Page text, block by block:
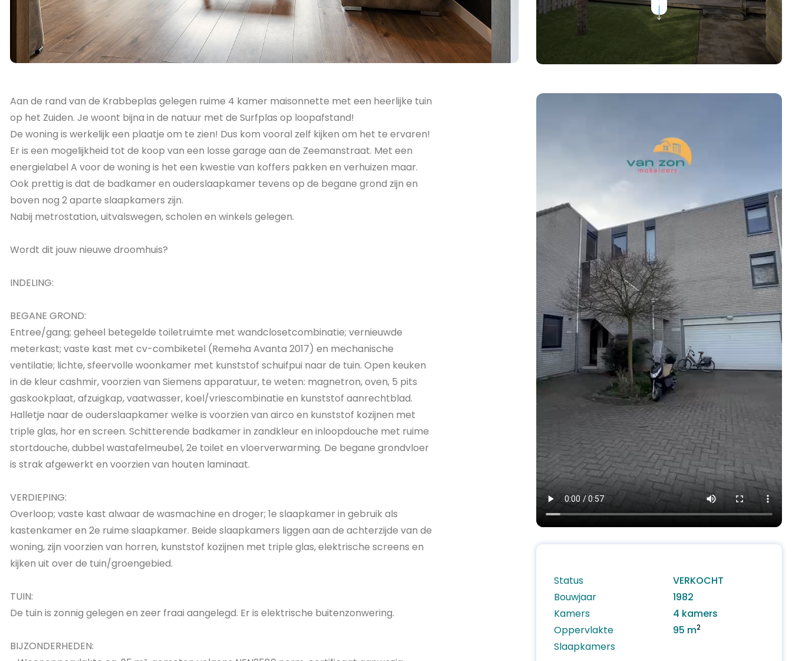
Aan de rand van de Krabbeplas gelegen ruime 4 kamer maisonnette met een heerlijke tuin
op het Zuiden. Je woont bijna in de natuur met de Surfplas op loopafstand!
De woning is werkelijk een plaatje om te zien! Dus kom vooral zelf kijken om het te ervaren!
Er is een mogelijkheid tot de koop van een losse garage aan de Zeemanstraat. Met een
energielabel A voor de woning is het een kwestie van koffers pakken en verhuizen maar.
Ook prettig is dat de badkamer en ouderslaapkamer tevens op de begane grond zijn en
boven nog 2 aparte slaapkamers zijn.
Nabij metrostation, uitvalswegen, scholen en winkels gelegen.
Wordt dit jouw nieuwe droomhuis?
INDELING:
BEGANE GROND:
Entree/gang; geheel betegelde toiletruimte met wandclosetcombinatie; vernieuwde
meterkast; vaste kast met cv-combiketel (Remeha Avanta 2017) en mechanische
ventilatie; lichte, sfeervolle woonkamer met kunststof schuifpui naar de tuin. Open keuken
in de kleur cashmir, voorzien van Siemens apparatuur, te weten: magnetron, oven, 5 pits
gaskookplaat, afzuigkap, vaatwasser, koel/vriescombinatie en kunststof aanrechtblad.
Halletje naar de ouderslaapkamer welke is voorzien van airco en kunststof kozijnen met
triple glas, hor en screen. Schitterende badkamer in zandkleur en inloopdouche met ruime
stortdouche, dubbel wastafelmeubel, 2e toilet en vloerverwarming. De begane grondvloer
is strak afgewerkt en voorzien van houten laminaat.
VERDIEPING:
Overloop; vaste kast alwaar de wasmachine en droger; 1e slaapkamer in gebruik als
kastenkamer en 2e ruime slaapkamer. Beide slaapkamers liggen aan de achterzijde van de
woning, zijn voorzien van horren, kunststof kozijnen met triple glas, elektrische screens en
kijken uit over de tuin/groengebied.
TUIN:
De tuin is zonnig gelegen en zeer fraai aangelegd. Er is elektrische buitenzonwering.
BIJZONDERHEDEN:
Status
VERKOCHT
Bouwjaar
1982
Kamers
4 kamers
Oppervlakte
95 m2
Slaapkamers